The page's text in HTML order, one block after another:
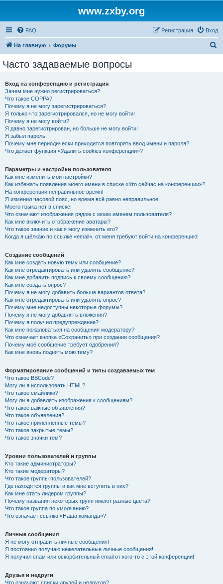
www.zxby.org
FAQ Вход
Регистрация
На главную Форумы
Часто задаваемые вопросы
Вход на конференцию и регистрация
Зачем мне нужно регистрироваться?
Что такое COPPA?
Почему я не могу зарегистрироваться?
Я только что зарегистрировался, но не могу войти!
Почему я не могу войти?
Я давно зарегистрирован, но больше не могу войти!
Я забыл пароль!
Почему мне периодически приходится повторять ввод имени и пароля?
Что делает функция «Удалить cookies конференции»?
Параметры и настройки пользователя
Как мне изменить мои настройки?
Как избежать появления моего имени в списке «Кто сейчас на конференции»?
На конференции неправильное время!
Я изменил часовой пояс, но время всё равно неправильное!
Моего языка нет в списке!
Что означают изображения рядом с моим именем пользователя?
Как мне включить отображение аватары?
Что такое звание и как я могу изменить его?
Когда я щёлкаю по ссылке «email», от меня требуют войти на конференцию!
Создание сообщений
Как мне создать новую тему или сообщение?
Как мне отредактировать или удалить сообщение?
Как мне добавить подпись к своему сообщению?
Как мне создать опрос?
Почему я не могу добавить больше вариантов ответа?
Как мне отредактировать или удалить опрос?
Почему мне недоступны некоторые форумы?
Почему я не могу добавлять вложения?
Почему я получил предупреждение?
Как мне пожаловаться на сообщения модератору?
Что означает кнопка «Сохранить» при создании сообщения?
Почему моё сообщение требует одобрения?
Как мне вновь поднять мою тему?
Форматирование сообщений и типы создаваемых тем
Что такое BBCode?
Могу ли я использовать HTML?
Что такое смайлики?
Могу ли я добавлять изображения к сообщениям?
Что такое важные объявления?
Что такое объявления?
Что такое прилепленные темы?
Что такое закрытые темы?
Что такое значки тем?
Уровни пользователей и группы
Кто такие администраторы?
Кто такие модераторы?
Что такое группы пользователей?
Где находятся группы и как мне вступить в них?
Как мне стать лидером группы?
Почему названия некоторых групп имеют разные цвета?
Что такое группа по умолчанию?
Что означает ссылка «Наша команда»?
Личные сообщения
Я не могу отправить личные сообщения!
Я постоянно получаю нежелательные личные сообщения!
Я получил спам или оскорбительный email от кого-то с этой конференции!
Друзья и недруги
Что означают списки друзей и недругов?